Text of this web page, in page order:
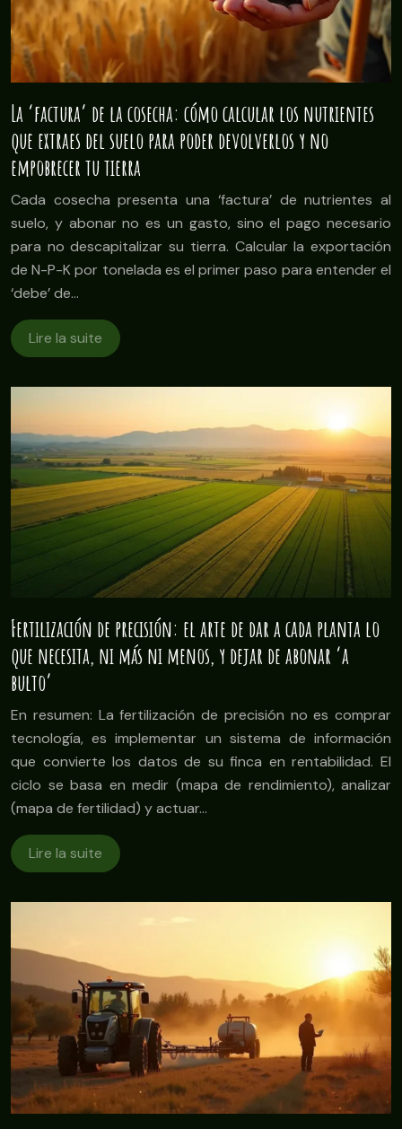
La ‘factura’ de la cosecha: cómo calcular los nutrientes
que extraes del suelo para poder devolverlos y no
empobrecer tu tierra
Cada cosecha presenta una ‘factura’ de nutrientes al
suelo, y abonar no es un gasto, sino el pago necesario
para no descapitalizar su tierra. Calcular la exportación
de N-P-K por tonelada es el primer paso para entender el
‘debe’ de…
Lire la suite
Fertilización de precisión: el arte de dar a cada planta lo
que necesita, ni más ni menos, y dejar de abonar ‘a
bulto’
En resumen: La fertilización de precisión no es comprar
tecnología, es implementar un sistema de información
que convierte los datos de su finca en rentabilidad. El
ciclo se basa en medir (mapa de rendimiento), analizar
(mapa de fertilidad) y actuar…
Lire la suite